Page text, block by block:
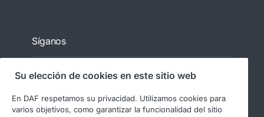
Síganos
Su elección de cookies en este sitio web
En DAF respetamos su privacidad. Utilizamos cookies para
varios objetivos, como garantizar la funcionalidad del sitio